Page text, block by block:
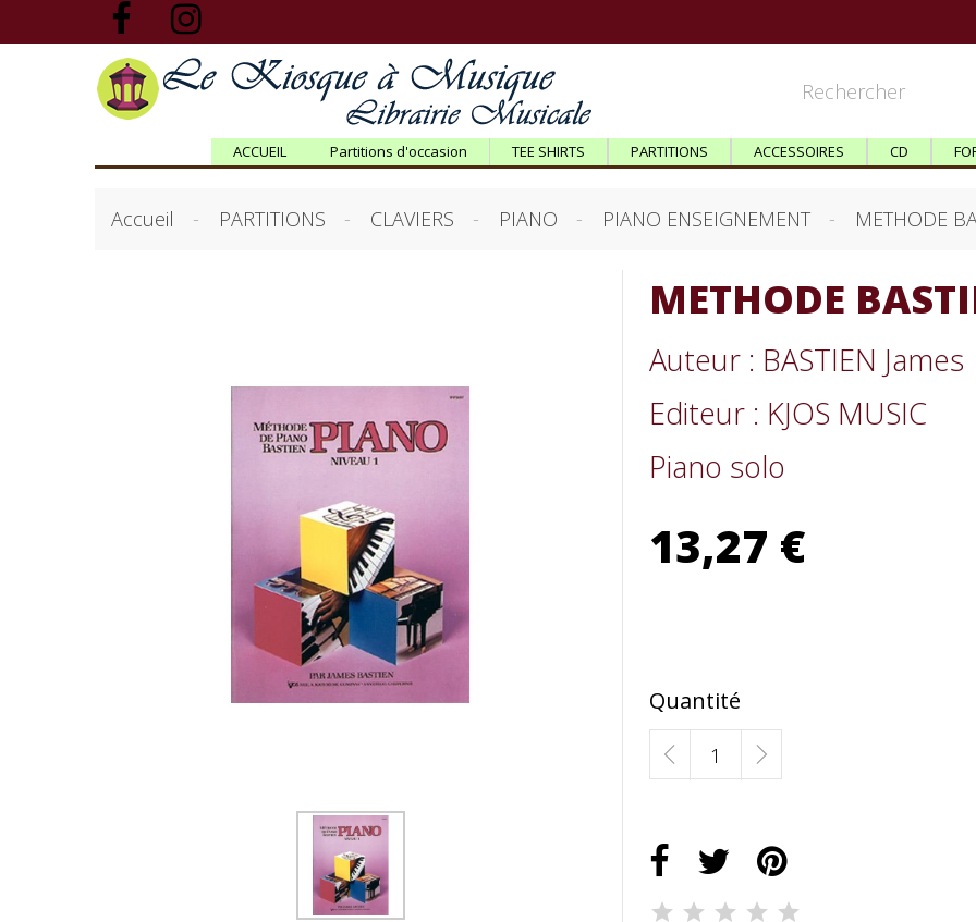
ACCUEIL Partitions d'occasion TEE SHIRTS PARTITIONS ACCESSOIRES CD
Accueil PARTITIONS CLAVIERS PIANO PIANO ENSEIGNEMENT METHODE
METHODE
Auteur : BASTIEN James
Editeur : KJOS MUSIC
Piano solo
13,27 €
Quantité